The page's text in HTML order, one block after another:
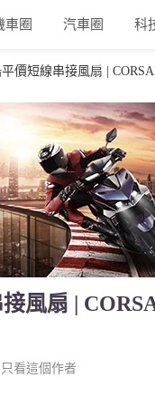
車圈 汽車圈 科
平價短線串接風扇 |
風扇 |
只看這個作者